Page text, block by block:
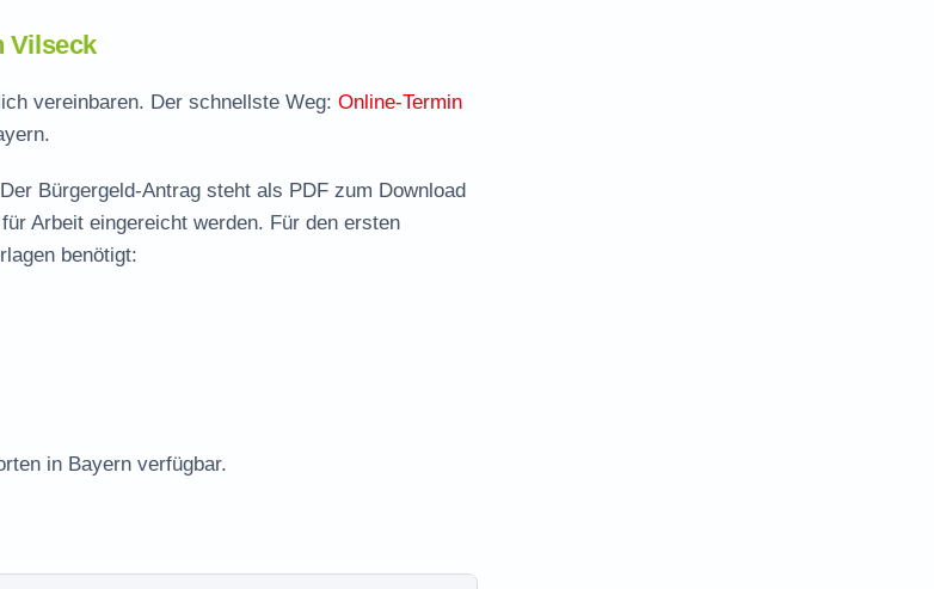
Vilseck
vereinbaren. Der schnellste Weg: Online-Termin
Bürgergeld-Antrag steht als PDF zum Download
Arbeit eingereicht werden. Für den ersten
benötigt:
in Bayern verfügbar.